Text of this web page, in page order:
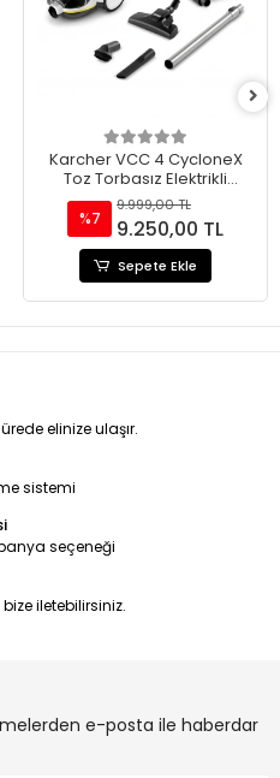
Karcher VCC 4 CycloneX
Toz Torbasız Elektrikli
Süpürge 800 W
%7
9.999,00 TL
9.250,00 TL
Sepete Ekle
elinize ulaşır.
sistemi
seçeneği
iletebilirsiniz.
e-posta ile haberdar